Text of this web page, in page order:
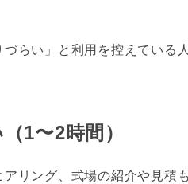
づらい」と利用を控えている
1〜2時間）
リング、式場の紹介や見積